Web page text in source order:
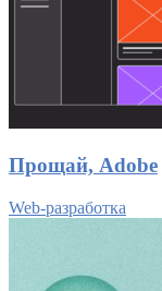
Прощай, Adobe
Web-разработка